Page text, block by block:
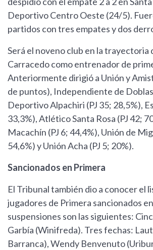
Deportivo Centro Oeste (24/5).
partidos con tres empates y dos
Será el noveno club en la trayectoria
Carracedo como entrenador de
Anteriormente dirigió a Unión y
de puntos), Independiente de Doblas
Deportivo Alpachiri (PJ 35; 28,5%),
33,3%), Atlético Santa Rosa (PJ 42;
Macachín (PJ 6; 44,4%), Unión de
54,6%) y Unión Acha (PJ 5; 20%).
Sancionados en Primera
El Tribunal también dio a conocer el
jugadores de Primera sancionados
suspensiones son las siguientes:
Garbía (Winifreda). Tres fechas:
Barranca), Wendy Benvenuto